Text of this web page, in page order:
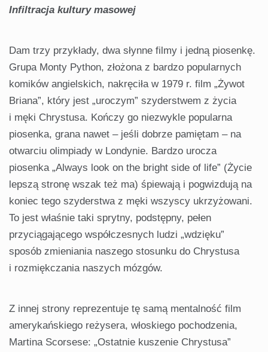
Infiltracja kultury masowej
Dam trzy przykłady, dwa słynne filmy i jedną piosenkę.
Grupa Monty Python, złożona z bardzo popularnych
komików angielskich, nakręciła w 1979 r. film „Żywot
Briana”, który jest „uroczym” szyderstwem z życia
i męki Chrystusa. Kończy go niezwykle popularna
piosenka, grana nawet – jeśli dobrze pamiętam – na
otwarciu olimpiady w Londynie. Bardzo urocza
piosenka „Always look on the bright side of life” (Życie
lepszą stronę wszak też ma) śpiewają i pogwizdują na
koniec tego szyderstwa z męki wszyscy ukrzyżowani.
To jest właśnie taki sprytny, podstępny, pełen
przyciągającego współczesnych ludzi „wdzięku”
sposób zmieniania naszego stosunku do Chrystusa
i rozmiękczania naszych mózgów.
Z innej strony reprezentuje tę samą mentalność film
amerykańskiego reżysera, włoskiego pochodzenia,
Martina Scorsese: „Ostatnie kuszenie Chrystusa”